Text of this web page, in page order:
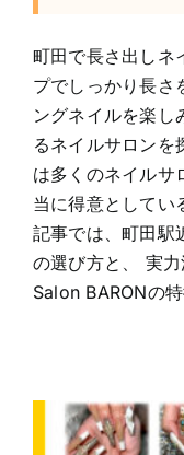
町田で長さ出しネ
プでしっかり長さ
ングネイルを楽し
るネイルサロンを
は多くのネイルサ
当に得意としてい
記事では、町田駅
の選び方と、 実
Salon BARONの